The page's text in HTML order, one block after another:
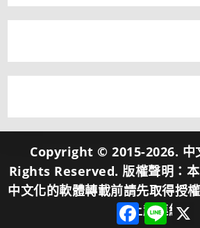
Copyright © 2015-2026. 中
Rights Reserved. 版權聲明：
中文化的軟體轉載前請先取得授
加上超連結。
F
a
L
i